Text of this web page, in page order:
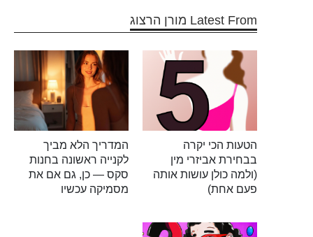
Latest From מורן הרצוג
הטעות הכי יקרה
בבחירת אביזרי מין
(ולמה כולן עושות אותה
פעם אחת)
המדריך הלא מביך
לקנייה ראשונה בחנות
סקס — כן, גם אם את
מסמיקה עכשיו